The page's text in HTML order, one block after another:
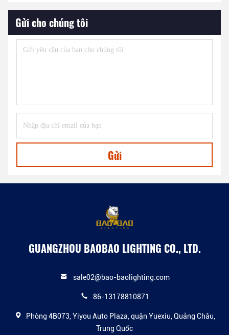
Gửi cho chúng tôi
Gửi
GUANGZHOU BAOBAO LIGHTING CO., LTD.
sale02@bao-baolighting.com
86-13178810871
Phòng 4B073, Yiyou Auto Plaza, quận Yuexiu, Quảng Châu,
Trung Quốc